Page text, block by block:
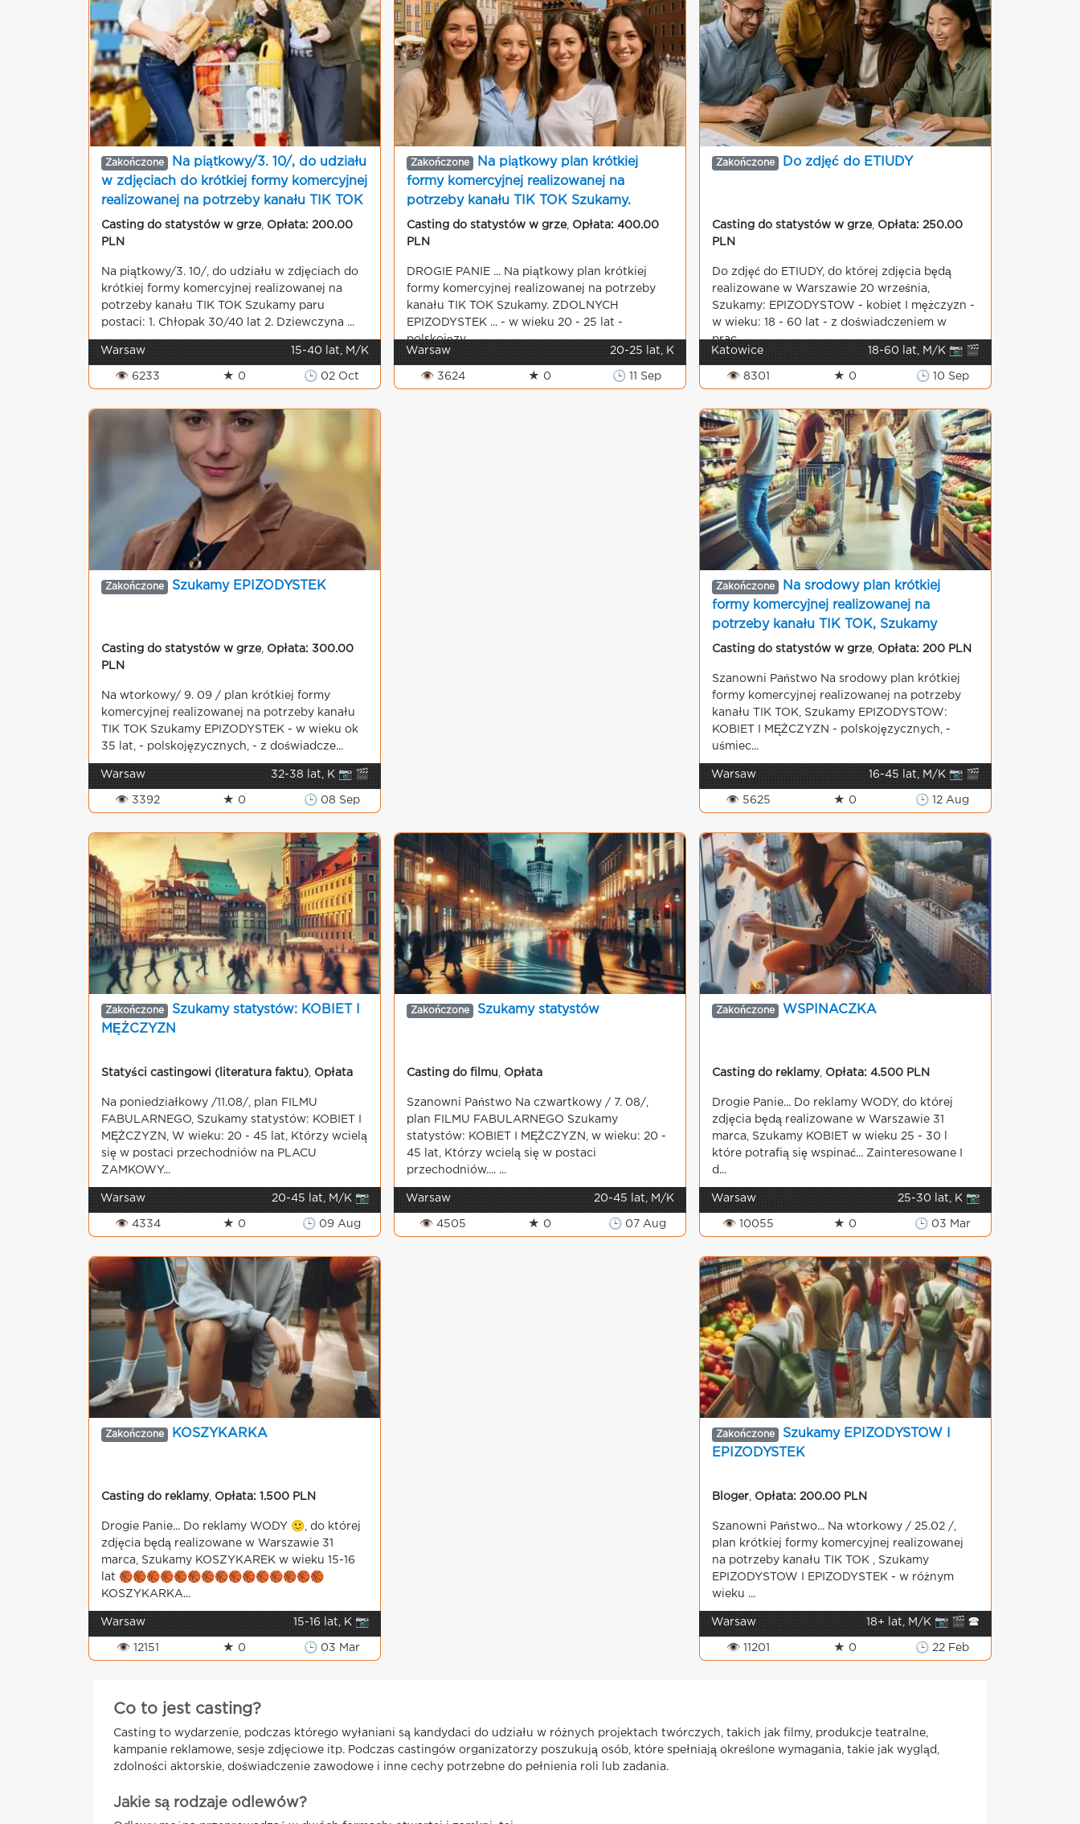
Zakończone
Na piątkowy/3. 10/, do udziału
w zdjęciach do krótkiej formy komercyjnej
realizowanej na potrzeby kanału TIK TOK
Casting do statystów w grze, Opłata: 200.00
PLN
Na piątkowy/3. 10/, do udziału w zdjęciach do
krótkiej formy komercyjnej realizowanej na
potrzeby kanału TIK TOK Szukamy paru
postaci: 1. Chłopak 30/40 lat 2. Dziewczyna ...
Warsaw 15-40 lat, M/K
👁 6233 ★ 0 🕒 02 Oct
Zakończone
Na piątkowy plan krótkiej
formy komercyjnej realizowanej na
potrzeby kanału TIK TOK Szukamy.
ZDOLNYCH EPIZODYSTEK
Casting do statystów w grze, Opłata: 400.00
PLN
DROGIE PANIE ... Na piątkowy plan krótkiej
formy komercyjnej realizowanej na potrzeby
kanału TIK TOK Szukamy. ZDOLNYCH
EPIZODYSTEK ... - w wieku 20 - 25 lat -
polskojęzy...
Warsaw
20-25 lat, K
👁 3624 ★ 0 🕒 11 Sep
Zakończone Do zdjęć do ETIUDY
Casting do statystów w grze, Opłata: 250.00
PLN
Do zdjęć do ETIUDY, do której zdjęcia będą
realizowane w Warszawie 20 września,
Szukamy: EPIZODYSTOW - kobiet I mężczyzn -
w wieku: 18 - 60 lat - z doświadczeniem w
prac...
Katowice
18-60 lat, M/K 📷 🎬
👁 8301 ★ 0 🕒 10 Sep
Zakończone Szukamy EPIZODYSTEK
Casting do statystów w grze, Opłata: 300.00
PLN
Na wtorkowy/ 9. 09 / plan krótkiej formy
komercyjnej realizowanej na potrzeby kanału
TIK TOK Szukamy EPIZODYSTEK - w wieku ok
35 lat, - polskojęzycznych, - z doświadcze...
Warsaw 32-38 lat, K 📷 🎬
👁 3392 ★ 0 🕒 08 Sep
Zakończone
Na srodowy plan krótkiej
formy komercyjnej realizowanej na
potrzeby kanału TIK TOK, Szukamy
EPIZODYSTOW
Casting do statystów w grze, Opłata: 200 PLN
Szanowni Państwo Na srodowy plan krótkiej
formy komercyjnej realizowanej na potrzeby
kanału TIK TOK, Szukamy EPIZODYSTOW:
KOBIET I MĘŻCZYZN - polskojęzycznych, -
uśmiec...
Warsaw 16-45 lat, M/K 📷 🎬
👁 5625 ★ 0 🕒 12 Aug
Zakończone
Szukamy statystów: KOBIET I
MĘŻCZYZN
Statyści castingowi (literatura faktu) Opłata
Na poniedziałkowy /11.08/, plan FILMU
FABULARNEGO, Szukamy statystów: KOBIET I
MĘŻCZYZN, W wieku: 20 - 45 lat, Którzy wcielą
się w postaci przechodniów na PLACU
ZAMKOWY...
Warsaw 20-45 lat, M/K 📷
👁 4334 ★ 0 🕒 09 Aug
Zakończone Szukamy statystów
Casting do filmu Opłata
Szanowni Państwo Na czwartkowy / 7. 08/,
plan FILMU FABULARNEGO Szukamy
statystów: KOBIET I MĘŻCZYZN, w wieku: 20 -
45 lat, Którzy wcielą się w postaci
przechodniów.... ...
Warsaw 20-45 lat, M/K
👁 4505 ★ 0 🕒 07 Aug
Zakończone WSPINACZKA
Casting do reklamy, Opłata: 4.500 PLN
Drogie Panie... Do reklamy WODY, do której
zdjęcia będą realizowane w Warszawie 31
marca, Szukamy KOBIET w wieku 25 - 30 l
które potrafią się wspinać... Zainteresowane I
d...
Warsaw 25-30 lat, K 📷
👁 10055 ★ 0 🕒 03 Mar
Zakończone KOSZYKARKA
Casting do reklamy, Opłata: 1.500 PLN
Drogie Panie... Do reklamy WODY 🙂, do której
zdjęcia będą realizowane w Warszawie 31
marca, Szukamy KOSZYKAREK w wieku 15-16
lat 🏀🏀🏀🏀🏀🏀🏀🏀🏀🏀🏀🏀🏀🏀🏀
KOSZYKARKA...
Warsaw 15-16 lat, K 📷
👁 12151 ★ 0 🕒 03 Mar
Zakończone
Szukamy EPIZODYSTOW I
EPIZODYSTEK
Bloger Opłata: 200.00 PLN
Szanowni Państwo... Na wtorkowy / 25.02 /,
plan krótkiej formy komercyjnej realizowanej
na potrzeby kanału TIK TOK , Szukamy
EPIZODYSTOW I EPIZODYSTEK - w różnym
wieku ...
Warsaw 18+ lat, M/K 📷 🎬 🕿
👁 11201 ★ 0 🕒 22 Feb
Co to jest casting?
Casting to wydarzenie, podczas którego wyłaniani są kandydaci do udziału w różnych projektach twórczych, takich jak filmy, produkcje teatralne,
kampanie reklamowe, sesje zdjęciowe itp. Podczas castingów organizatorzy poszukują osób, które spełniają określone wymagania, takie jak wygląd,
zdolności aktorskie, doświadczenie zawodowe i inne cechy potrzebne do pełnienia roli lub zadania.
Jakie są rodzaje odlewów?